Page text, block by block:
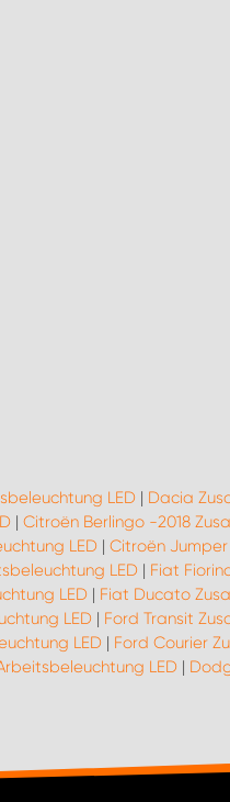
LED| Dacia
| Citroën Berlingo -2018
LED| Citroën
LED | Fiat
LED | Fiat Ducato
LED| Ford Transit
LED | Ford Courier
LED |